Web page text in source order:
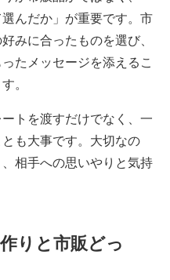
んだか」が重要です。市
みに合ったものを選び、
たメッセージを添えるこ
。
トを渡すだけでなく、一
も大事です。大切なの
相手への思いやりと気持
りと市販どっ